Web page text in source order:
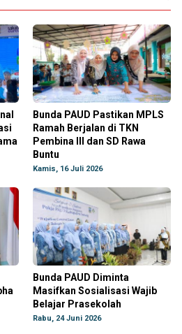
Bunda PAUD Pastikan MPLS
Ramah Berjalan di TKN
Pembina III dan SD Rawa
Buntu
Kamis, 16 Juli 2026
Bunda PAUD Diminta
Masifkan Sosialisasi Wajib
Belajar Prasekolah
Rabu, 24 Juni 2026